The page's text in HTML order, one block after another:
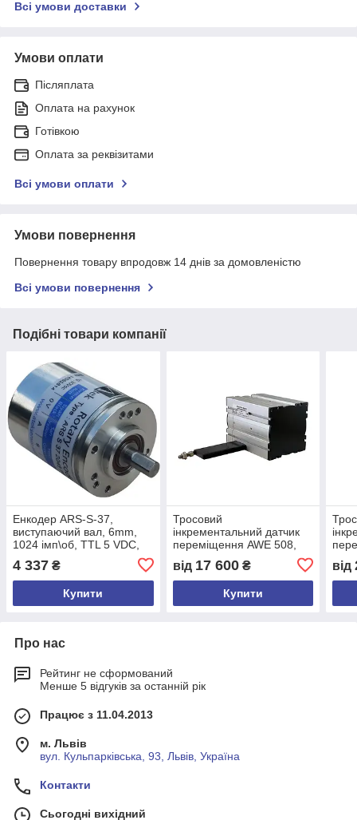
Всі умови доставки
Умови оплати
Післяплата
Оплата на рахунок
Готівкою
Оплата за реквізитами
Всі умови оплати
Умови повернення
Повернення товару впродовж 14 днів за домовленістю
Всі умови повернення
Подібні товари компанії
Енкодер ARS-S-37,
виcтупаючий вал, 6mm,
1024 імп\об, TTL 5 VDC,
A,/A,B,/B,Z,/Z, кабель 3м,
задній
4 337 ₴
Купити
Тросовий
інкрементальний датчик
переміщення AWE 508,
5VDC, A,B,Z, 3м кабель
від 17 600₴
Купити
10-
A,/
від
Про нас
Рейтинг не сформований
Менше 5 відгуків за останній рік
Працює з 11.04.2013
м. Львів
вул. Кульпарківська, 93, Львів, Україна
Контакти
Сьогодні вихідний